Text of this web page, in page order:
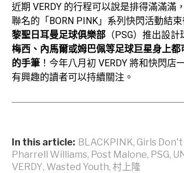
近期 VERDY 的行程可以說是排得滿滿滿
聯名的「BORN PINK」系列快閃活動結
黎聖日耳曼足球俱樂部 （PSG）推出設計
梅西、內馬爾或姆巴佩等足球巨星身上都
的手筆 ！今年八月初 VERDY 將和快閃店
有興趣的讀者可以持續關注。
In this article: BLACKPINK, Girls Don't
Pharrell Williams, Post Malone, PSG,
VERDY, Wasted Youth, 村上隆